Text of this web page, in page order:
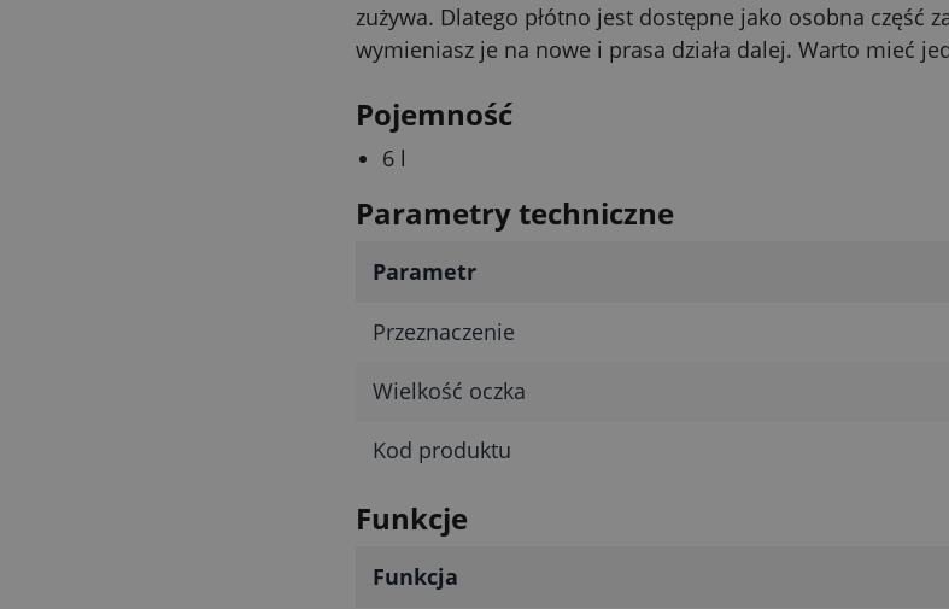
zużywa. Dlatego płótno jest dostępne jako osobna część
wymieniasz je na nowe i prasa działa dalej. Warto mieć
Pojemność
6 l
Parametry techniczne
Parametr
Przeznaczenie
Wielkość oczka
Kod produktu
Funkcje
Funkcja